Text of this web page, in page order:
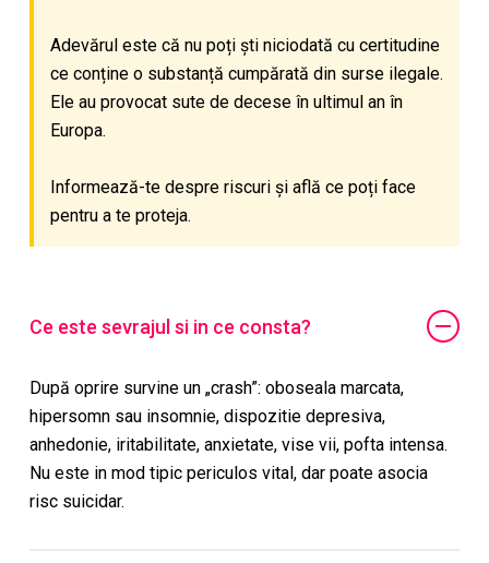
Adevărul este că nu poți ști niciodată cu certitudine
ce conține o substanță cumpărată din surse ilegale.
Ele au provocat sute de decese în ultimul an în
Europa.
Informează-te despre riscuri și află ce poți face
pentru a te proteja.
Ce este sevrajul si in ce consta?
După oprire survine un „crash”: oboseala marcata,
hipersomn sau insomnie, dispozitie depresiva,
anhedonie, iritabilitate, anxietate, vise vii, pofta intensa.
Nu este in mod tipic periculos vital, dar poate asocia
risc suicidar.